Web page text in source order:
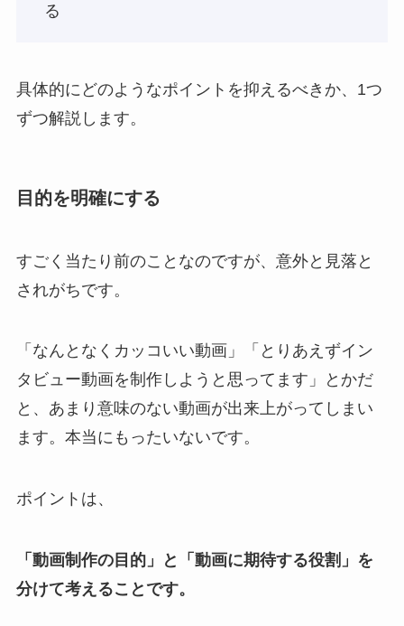
る
具体的にどのようなポイントを抑えるべきか、1つ
ずつ解説します。
目的を明確にする
すごく当たり前のことなのですが、意外と見落と
されがちです。
「なんとなくカッコいい動画」「とりあえずイン
タビュー動画を制作しようと思ってます」とかだ
と、あまり意味のない動画が出来上がってしまい
ます。本当にもったいないです。
ポイントは、
「動画制作の目的」と「動画に期待する役割」を
分けて考えることです。